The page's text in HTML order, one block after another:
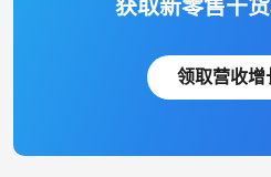
获取新零售干
领取营收增